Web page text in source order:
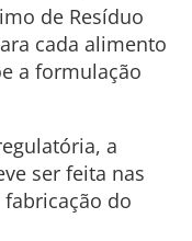
de Resíduo
cada alimento
a formulação
a
ser feita nas
do